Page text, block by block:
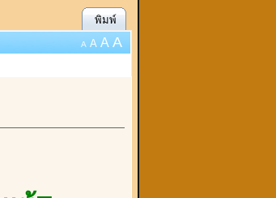
พิมพ์
A A A A